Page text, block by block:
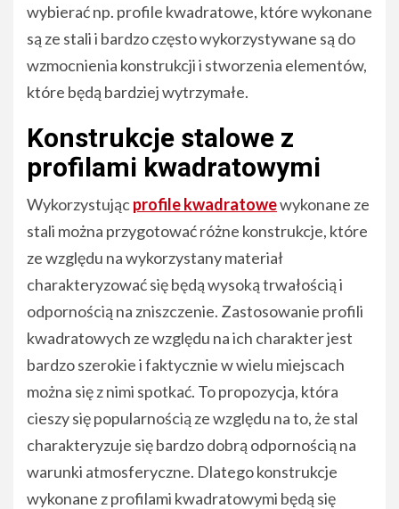
wybierać np. profile kwadratowe, które wykonane
są ze stali i bardzo często wykorzystywane są do
wzmocnienia konstrukcji i stworzenia elementów,
które będą bardziej wytrzymałe.
Konstrukcje stalowe z
profilami kwadratowymi
Wykorzystującprofile kwadratowewykonane ze
stali można przygotować różne konstrukcje, które
ze względu na wykorzystany materiał
charakteryzować się będą wysoką trwałością i
odpornością na zniszczenie. Zastosowanie profili
kwadratowych ze względu na ich charakter jest
bardzo szerokie i faktycznie w wielu miejscach
można się z nimi spotkać. To propozycja, która
cieszy się popularnością ze względu na to, że stal
charakteryzuje się bardzo dobrą odpornością na
warunki atmosferyczne. Dlatego konstrukcje
wykonane z profilami kwadratowymi będą się